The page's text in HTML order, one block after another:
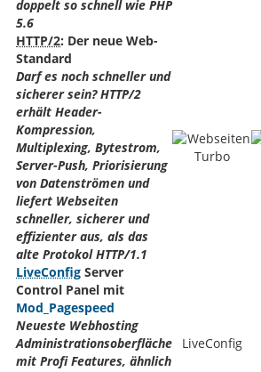
doppelt so schnell wie PHP
5.6
HTTP/2: Der neue Web-
Standard
Darf es noch schneller und
sicherer sein? HTTP/2
erhält Header-
Kompression,
Multiplexing, Bytestrom,
Server-Push, Priorisierung
von Datenströmen und
liefert Webseiten
schneller, sicherer und
effizienter aus, als das
alte Protokol HTTP/1.1
LiveConfig Server
Control Panel mit
Mod_Pagespeed
Neueste Webhosting
Administrationsoberfläche
mit Profi Features, ähnlich
LiveConfig